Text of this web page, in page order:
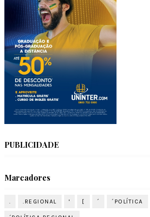
PUBLICIDADE
Marcadores
. .REGIONAL ' [ ´ ´POLÍTICA